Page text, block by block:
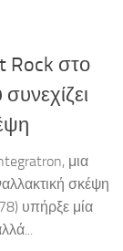
Rock στο
μια
σκέψη
υπήρξε μία